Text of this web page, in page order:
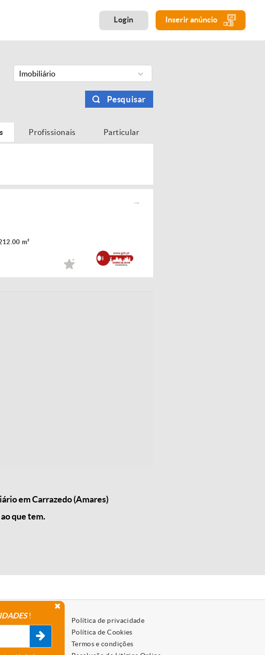
Login Inserir anúncio
Imobiliário
Pesquisar
Profissionais Particular
m²
em Carrazedo (Amares)
que tem.
Política de privacidade
Política de Cookies
Termos e condições
!